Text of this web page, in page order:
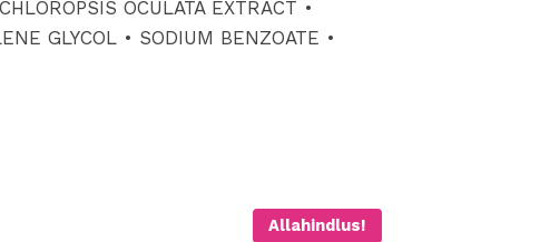
OCULATA EXTRACT •
GLYCOL • SODIUM BENZOATE •
Allahindlus!